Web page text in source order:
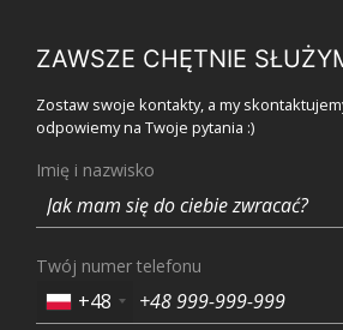
ZAWSZE CHĘTNIE
Zostaw swoje kontakty, a my
odpowiemy na Twoje pytania :)
Imię i nazwisko
Twój numer telefonu
+48